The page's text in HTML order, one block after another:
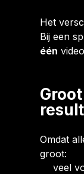
Het
Bij een
één
Omdat
groot:
veel